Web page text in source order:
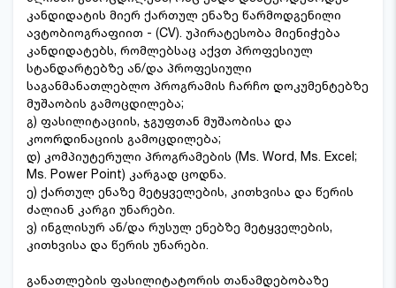
კანდიდატის მიერ ქართულ ენაზე წარმოდგენილი
ავტობიოგრაფიით - (CV). უპირატესობა მიენიჭება
კანდიდატებს, რომლებსაც აქვთ პროფესიულ
სტანდარტებზე ან/და პროფესიული
საგანმანათლებლო პროგრამის ჩარჩო დოკუმენტებზე
მუშაობის გამოცდილება;
გ) ფასილიტაციის, ჯგუფთან მუშაობისა და
კოორდინაციის გამოცდილება;
დ) კომპიუტერული პროგრამების (Ms. Word, Ms. Excel;
Ms. Power Point) კარგად ცოდნა.
ე) ქართულ ენაზე მეტყველების, კითხვისა და წერის
ძალიან კარგი უნარები.
ვ) ინგლისურ ან/და რუსულ ენებზე მეტყველების,
კითხვისა და წერის უნარები.
განათლების ფასილიტატორის თანამდებობაზე